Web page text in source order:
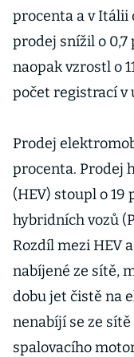
procenta a v Itálii
prodej snížil o 0,7
naopak vzrostl o
počet registrací v
Prodej
procenta. Prodej
(HEV) stoupl o
hybridních vozů
Rozdíl mezi HEV
nabíjené ze sítě,
dobu jet čistě na
nenabíjí se ze
spalovacího